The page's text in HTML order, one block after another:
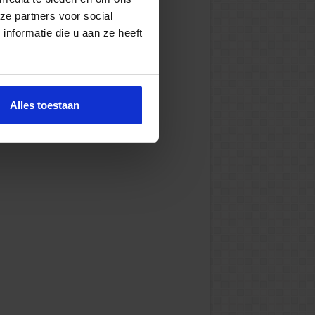
partners voor social
die u aan ze heeft
Alles toestaan